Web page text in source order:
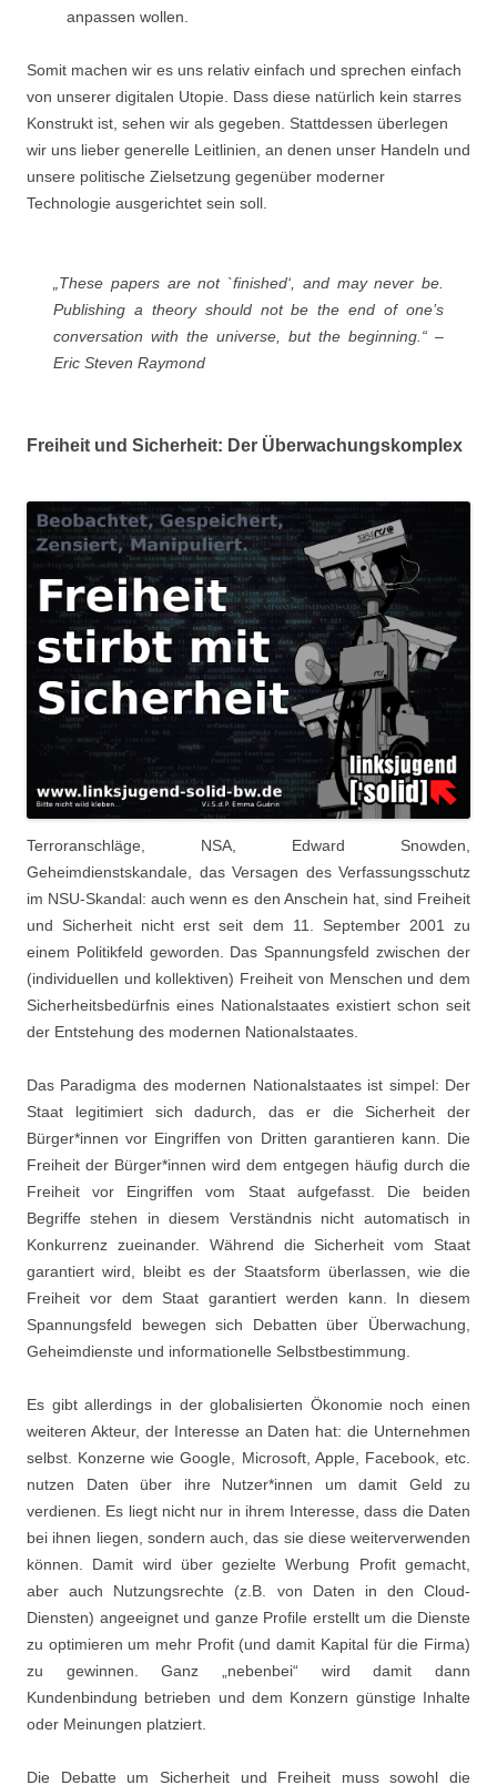
anpassen wollen.
Somit machen wir es uns relativ einfach und sprechen einfach
von unserer digitalen Utopie. Dass diese natürlich kein starres
Konstrukt ist, sehen wir als gegeben. Stattdessen überlegen
wir uns lieber generelle Leitlinien, an denen unser Handeln und
unsere politische Zielsetzung gegenüber moderner
Technologie ausgerichtet sein soll.
„These papers are not `finished‘, and may never be.
Publishing a theory should not be the end of one’s
conversation with the universe, but the beginning.“ –
Eric Steven Raymond
Freiheit und Sicherheit: Der Überwachungskomplex
Terroranschläge, NSA, Edward Snowden,
Geheimdienstskandale, das Versagen des Verfassungsschutz
im NSU-Skandal: auch wenn es den Anschein hat, sind Freiheit
und Sicherheit nicht erst seit dem 11. September 2001 zu
einem Politikfeld geworden. Das Spannungsfeld zwischen der
(individuellen und kollektiven) Freiheit von Menschen und dem
Sicherheitsbedürfnis eines Nationalstaates existiert schon seit
der Entstehung des modernen Nationalstaates.
Das Paradigma des modernen Nationalstaates ist simpel: Der
Staat legitimiert sich dadurch, das er die Sicherheit der
Bürger*innen vor Eingriffen von Dritten garantieren kann. Die
Freiheit der Bürger*innen wird dem entgegen häufig durch die
Freiheit vor Eingriffen vom Staat aufgefasst. Die beiden
Begriffe stehen in diesem Verständnis nicht automatisch in
Konkurrenz zueinander. Während die Sicherheit vom Staat
garantiert wird, bleibt es der Staatsform überlassen, wie die
Freiheit vor dem Staat garantiert werden kann. In diesem
Spannungsfeld bewegen sich Debatten über Überwachung,
Geheimdienste und informationelle Selbstbestimmung.
Es gibt allerdings in der globalisierten Ökonomie noch einen
weiteren Akteur, der Interesse an Daten hat: die Unternehmen
selbst. Konzerne wie Google, Microsoft, Apple, Facebook, etc.
nutzen Daten über ihre Nutzer*innen um damit Geld zu
verdienen. Es liegt nicht nur in ihrem Interesse, dass die Daten
bei ihnen liegen, sondern auch, das sie diese weiterverwenden
können. Damit wird über gezielte Werbung Profit gemacht,
aber auch Nutzungsrechte (z.B. von Daten in den Cloud-
Diensten) angeeignet und ganze Profile erstellt um die Dienste
zu optimieren um mehr Profit (und damit Kapital für die Firma)
zu gewinnen. Ganz „nebenbei“ wird damit dann
Kundenbindung betrieben und dem Konzern günstige Inhalte
oder Meinungen platziert.
Die Debatte um Sicherheit und Freiheit muss sowohl die